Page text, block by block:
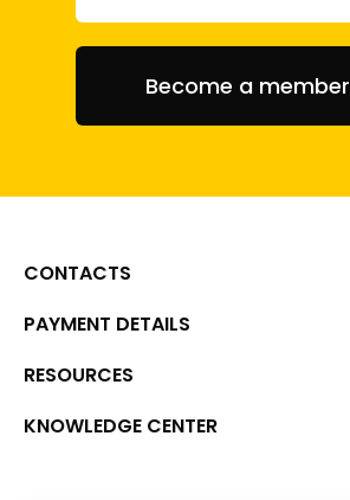
Become a member
CONTACTS
Business Center "VERDE" Roberta
info@financelatvia.eu
PAYMENT DETAILS
Reg. No. 40008002175
Bank: SEB Bank
RESOURCES
Data
KNOWLEDGE CENTER